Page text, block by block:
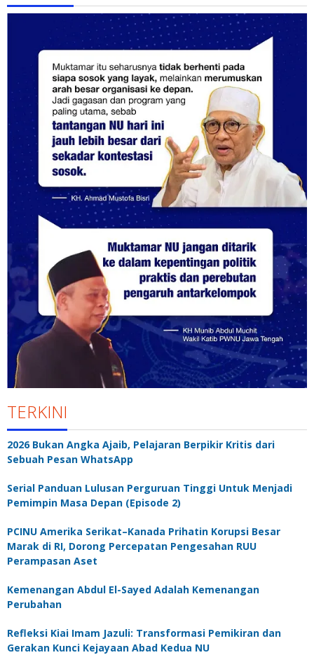
TERKINI
2026 Bukan Angka Ajaib, Pelajaran Berpikir Kritis dari
Sebuah Pesan WhatsApp
Serial Panduan Lulusan Perguruan Tinggi Untuk Menjadi
Pemimpin Masa Depan (Episode 2)
PCINU Amerika Serikat–Kanada Prihatin Korupsi Besar
Marak di RI, Dorong Percepatan Pengesahan RUU
Perampasan Aset
Kemenangan Abdul El-Sayed Adalah Kemenangan
Perubahan
Refleksi Kiai Imam Jazuli: Transformasi Pemikiran dan
Gerakan Kunci Kejayaan Abad Kedua NU